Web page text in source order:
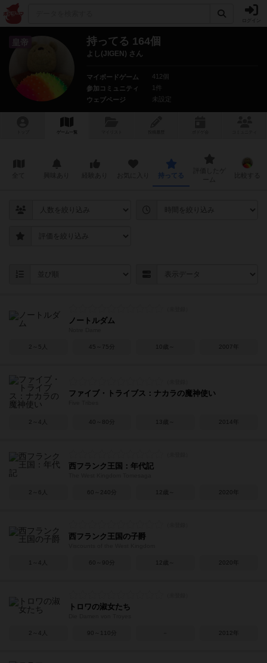
皇帝 持ってる 164個
よし(JIGEN) さん
マイボードゲーム
412個
参加コミュニティ
1件
ウェブページ
未設定
ゲーム一覧
持ってる
ノートルダム
2～5人 45～75分 10歳～ 2007年
ファイブ・トライブス：ナカラの魔神使い
2～4人 40～80分 13歳～ 2014年
西フランク王国：年代記
2～6人 60～240分 12歳～ 2020年
西フランク王国の子爵
1～4人 60～90分 12歳～ 2020年
トロワの淑女たち
2～4人 90～110分 2012年